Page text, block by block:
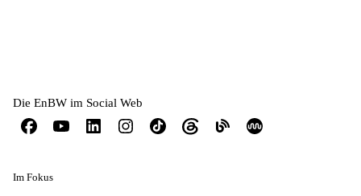
Die EnBW im Social Web
Im Fokus